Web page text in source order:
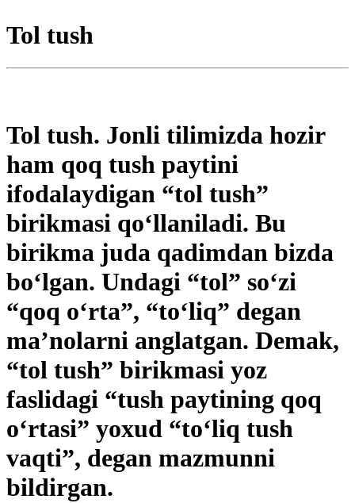
Tol tush
Tol tush. Jonli tilimizda hozir
ham qoq tush paytini
ifodalaydigan “tol tush”
birikmasi qo‘llaniladi. Bu
birikma juda qadimdan bizda
bo‘lgan. Undagi “tol” so‘zi
“qoq o‘rta”, “to‘liq” degan
ma’nolarni anglatgan. Demak,
“tol tush” birikmasi yoz
faslidagi “tush paytining qoq
o‘rtasi” yoxud “to‘liq tush
vaqti”, degan mazmunni
bildirgan.